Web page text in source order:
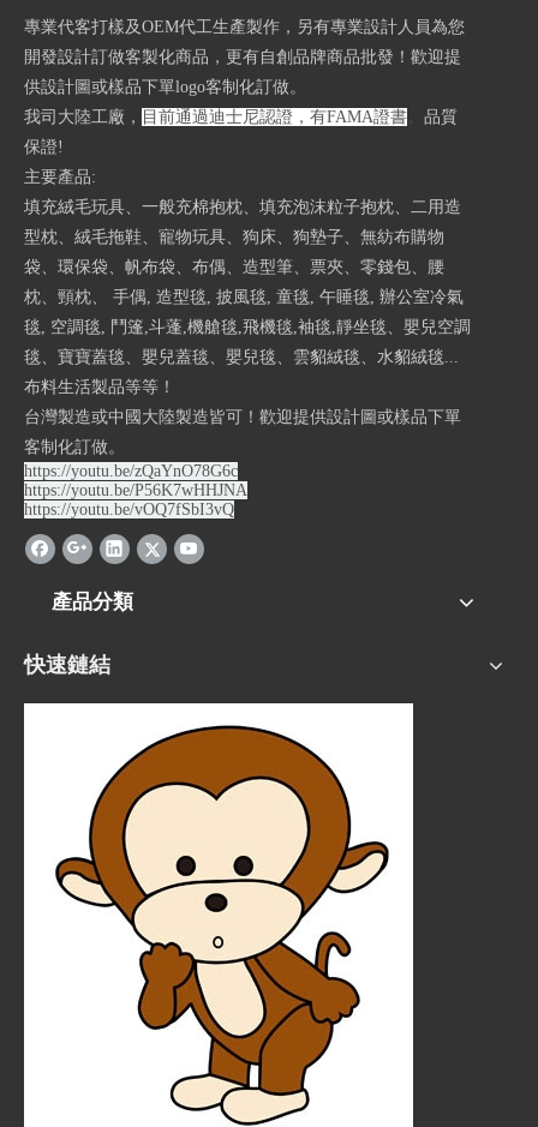
專業代客打樣及OEM代工生產製作，另有專業設計人員為您
開發設計訂做客製化商品，更有自創品牌商品批發！歡迎提
供設計圖或樣品下單logo客制化訂做。
我司大陸工廠， 目前通過迪士尼認證，有FAMA證書
品質
保證!
主要產品:
填充絨毛玩具、一般充棉抱枕、填充泡沫粒子抱枕、二用造
型枕、絨毛拖鞋、寵物玩具、狗床、狗墊子、無紡布購物
袋、環保袋、帆布袋、布偶、造型筆、票夾、零錢包、腰
枕、頸枕、 手偶, 造型毯, 披風毯, 童毯, 午睡毯, 辦公室冷氣
毯, 空調毯, 鬥篷,斗蓬,機艙毯,飛機毯,袖毯,靜坐毯、嬰兒空調
毯、寶寶蓋毯、嬰兒蓋毯、嬰兒毯、雲貂絨毯、水貂絨毯...
布料生活製品等等！
台灣製造或中國大陸製造皆可！歡迎提供設計圖或樣品下單
客制化訂做。
https://youtu.be/zQaYnO78G6c
https://youtu.be/P56K7wHHJNA
https://youtu.be/vOQ7fSbI3vQ
產品分類
快速鏈結